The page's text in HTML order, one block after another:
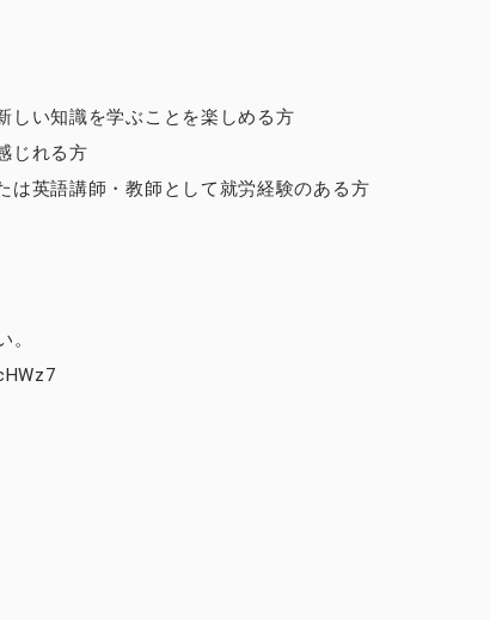
しい知識を学ぶことを楽しめる方
じれる方
は英語講師・教師として就労経験のある方
。